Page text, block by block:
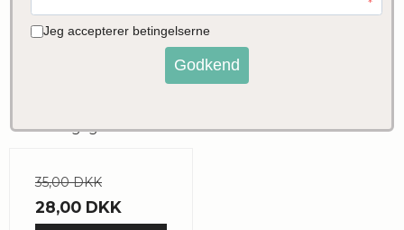
Økologisk Tørsaltet
Rigtigmad.dk
35,00 DKK
28,00 DKK